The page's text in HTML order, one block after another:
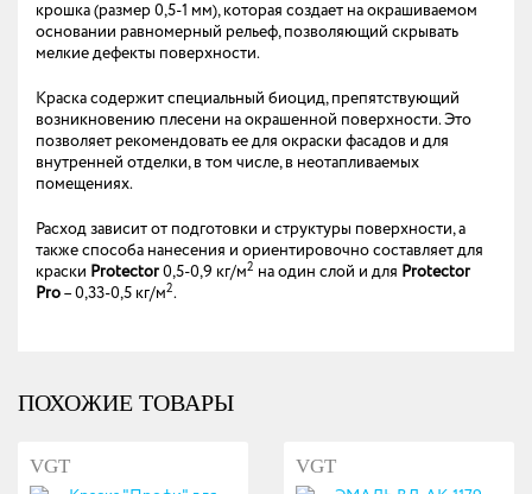
крошка (размер 0,5-1 мм), которая создает на окрашиваемом
основании равномерный рельеф, позволяющий скрывать
мелкие дефекты поверхности.
Краска содержит специальный биоцид, препятствующий
возникновению плесени на окрашенной поверхности. Это
позволяет рекомендовать ее для окраски фасадов и для
внутренней отделки, в том числе, в неотапливаемых
помещениях.
Расход зависит от подготовки и структуры поверхности, а
также способа нанесения и ориентировочно составляет для
краски Protector 0,5-0,9 кг/м2 на один слой и для Protector
Pro – 0,33-0,5 кг/м2.
ПОХОЖИЕ ТОВАРЫ
VGT VGT